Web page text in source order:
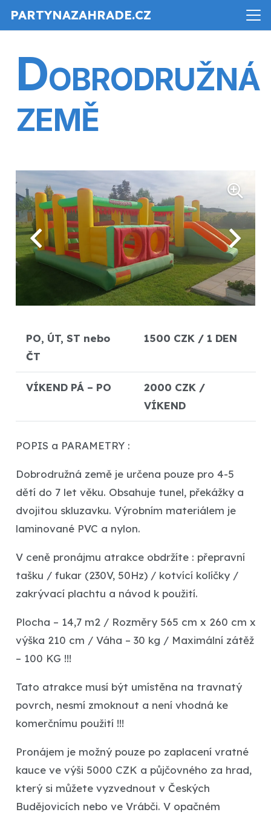
PARTYNAZAHRADE.CZ
DOBRODRUŽNÁ
ZEMĚ
PO, ÚT, ST nebo
ČT
1500 CZK / 1 DEN
VÍKEND PÁ – PO
2000 CZK /
VÍKEND
POPIS a PARAMETRY :
Dobrodružná země je určena pouze pro 4-5
dětí do 7 let věku. Obsahuje tunel, překážky a
dvojitou skluzavku. Výrobním materiálem je
laminované PVC a nylon.
V ceně pronájmu atrakce obdržíte : přepravní
tašku / fukar (230V, 50Hz) / kotvící kolíčky /
zakrývací plachtu a návod k použití.
Plocha – 14,7 m2 / Rozměry 565 cm x 260 cm x
výška 210 cm / Váha – 30 kg / Maximální zátěž
– 100 KG !!!
Tato atrakce musí být umístěna na travnatý
povrch, nesmí zmoknout a není vhodná ke
komerčnímu použití !!!
Pronájem je možný pouze po zaplacení vratné
kauce ve výši 5000 CZK a půjčovného za hrad,
který si můžete vyzvednout v Českých
Budějovicích nebo ve Vrábči. V opačném